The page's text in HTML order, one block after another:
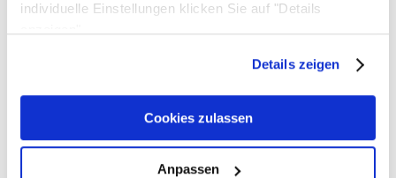
individuelle Einstellungen klicken Sie auf "Details
Details zeigen
Cookies zulassen
Anpassen